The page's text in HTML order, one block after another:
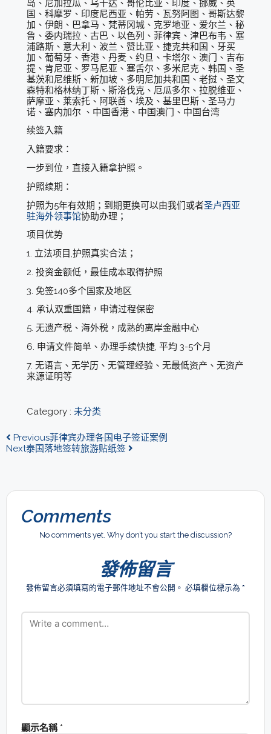
岛、尼加拉瓜、乌干达、哥伦比亚、印度、挪威、英
国、科摩罗、印度尼西亚、帕劳、瓦努阿图、哥斯达黎
加、伊朗、巴拿马、梵蒂冈城、克罗地亚、爱尔兰、秘
鲁、委内瑞拉、古巴、以色列、菲律宾、津巴布韦、塞
浦路斯、意大利、波兰、赞比亚、捷克共和国、牙买
加、葡萄牙、香港、丹麦、约旦、卡塔尔、澳门、吉布
提、肯尼亚、罗马尼亚、塞舌尔、多米尼克、韩国、圣
基茨和尼维斯、新加坡、多明尼加共和国、老挝、圣文
森特和格林纳丁斯、斯洛伐克、厄瓜多尔、拉脱维亚、
萨摩亚、莱索托、阿联酋、埃及、基里巴斯、圣马力
诺、塞内加尔 、中国香港、中国澳门、中国台湾
续签入籍
入籍要求：
一步到位，直接入籍拿护照。
护照续期：
护照为5年有效期；到期更换可以由我们或者圣卢西亚
驻海外领事馆协助办理；
项目优势
1. 立法项目,护照真实合法；
2. 投资金额低，最佳成本取得护照
3. 免签140多个国家及地区
4. 承认双重国籍，申请过程保密
5. 无遗产税、海外税，成熟的离岸金融中心
6. 申请文件简单、办理手续快捷, 平均 3-5个月
7. 无语言、无学历、无管理经验、无最低资产、无资产
来源证明等
Category : 未分类
Previous菲律宾办理各国电子签证案例
Next泰国落地签转旅游贴纸签
Comments
No comments yet. Why don’t you start the discussion?
發佈留言
發佈留言必須填寫的電子郵件地址不會公開。 必填欄位標示為 *
顯示名稱 *